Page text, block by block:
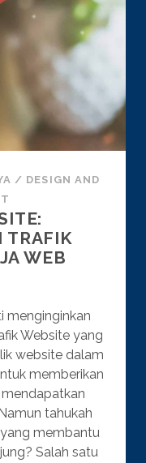
/ DESIGN AND
TRAFIK
WEB
menginginkan
Website yang
website dalam
memberikan
tahukah
membantu
Salah satu